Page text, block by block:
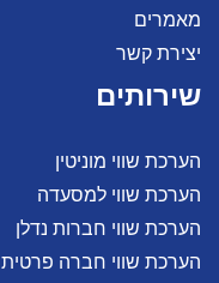
מאמרים
יצירת קשר
שירותים
הערכת שווי מוניטין
הערכת שווי למסעדה
הערכת שווי חברות נדלן
הערכת שווי חברה פרטית